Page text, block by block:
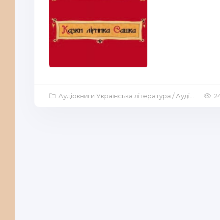
Аудіокниги Українська література /Аудіокниги Дитяча література